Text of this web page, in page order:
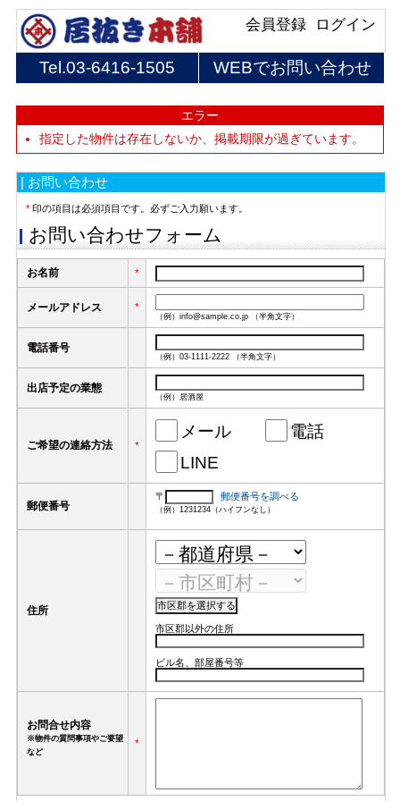
ログイン
会員登録
Tel.03-6416-1505 WEBでお問い合わせ
エラー
指定した物件は存在しないか、掲載期限が過ぎています。
| お問い合わせ
*印の項目は必須項目です。必ずご入力願います。
お問い合わせフォーム
お名前 *
メールアドレス *
（例）info@sample.co.jp （半角文字）
電話番号
（例）03-1111-2222 （半角文字）
出店予定の業態
（例）居酒屋
ご希望の連絡方法 *
メール
電話
LINE
郵便番号
〒 郵便番号を調べる
（例）1231234（ハイフンなし）
住所
市区郡以外の住所
ビル名、部屋番号等
お問合せ内容
※物件の質問事項やご要望
など
*